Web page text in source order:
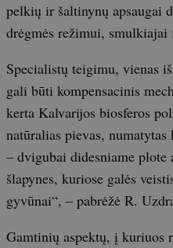
pelkių ir šaltinynų apsaugai
drėgmės režimui,
Specialistų teigimu, vienas
gali būti kompensacinis
kerta Kalvarijos biosferos
natūralias pievas, numatytas
– dvigubai didesniame plote
šlapynes, kuriose galės
gyvūnai“, – pabrėžė R.
Gamtinių aspektų, į kuriuos